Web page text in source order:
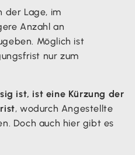
der Lage, im
Anzahl an
Möglich ist
nur zum
ist, ist eine Kürzung der
, wodurch Angestellte
Doch auch hier gibt es